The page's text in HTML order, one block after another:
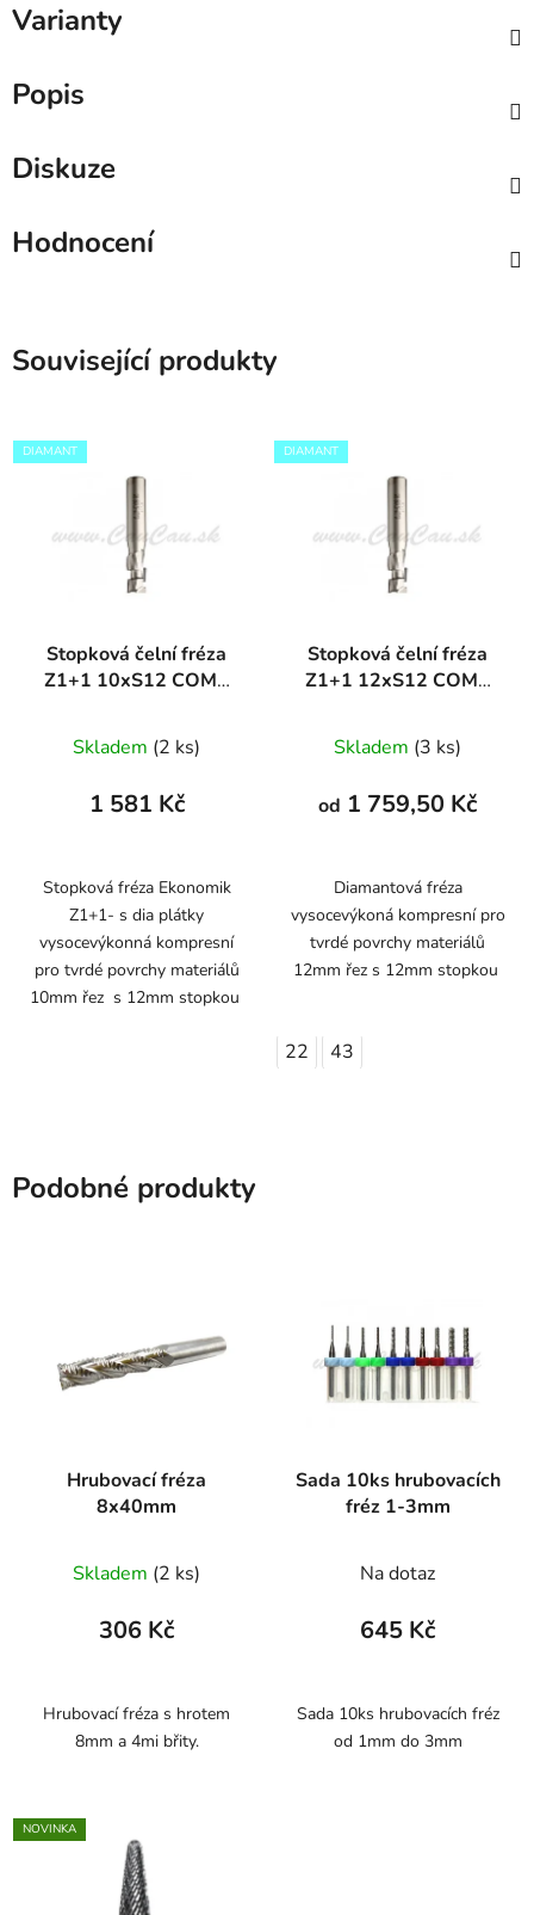
Varianty
Popis
Diskuze
Hodnocení
Související produkty
DIAMANT
Stopková čelní fréza
Z1+1 10xS12 COMP
Skladem (2 ks)
1 581 Kč
Stopková fréza Ekonomik
Z1+1- s dia plátky
vysocevýkonná kompresní
pro tvrdé povrchy materiálů
10mm řez s 12mm stopkou
DIAMANT
Stopková čelní fréza
Z1+1 12xS12 COMP
Skladem (3 ks)
od 1 759,50 Kč
Diamantová fréza
vysocevýkoná kompresní pro
tvrdé povrchy materiálů
12mm řez s 12mm stopkou
22 43
Podobné produkty
Hrubovací fréza
8x40mm
Skladem (2 ks)
306 Kč
Hrubovací fréza s hrotem
8mm a 4mi břity.
Sada 10ks hrubovacích
fréz 1-3mm
Na dotaz
645 Kč
Sada 10ks hrubovacích fréz
od 1mm do 3mm
NOVINKA